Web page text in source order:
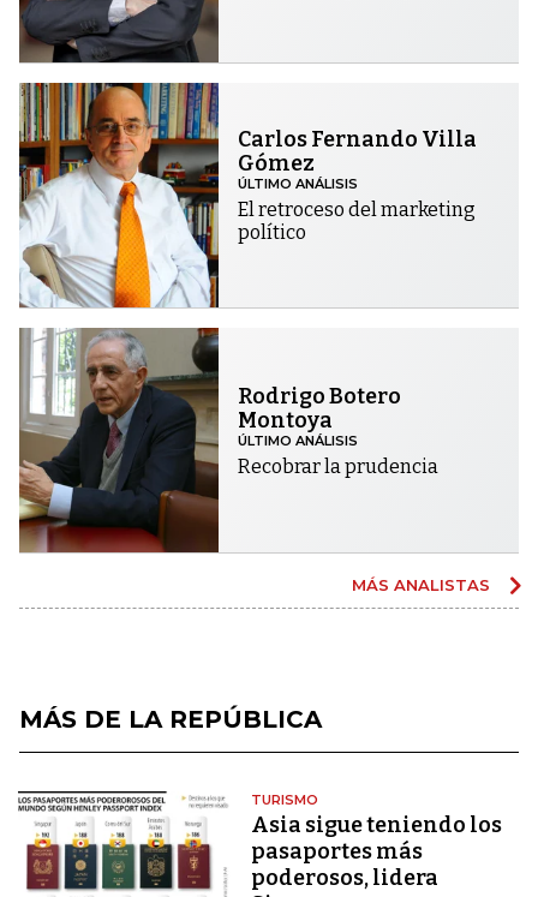
Carlos Fernando Villa
Gómez
ÚLTIMO ANÁLISIS
El retroceso del marketing
político
Rodrigo Botero
Montoya
ÚLTIMO ANÁLISIS
Recobrar la prudencia
MÁS ANALISTAS
MÁS DE LA REPÚBLICA
TURISMO
Asia sigue teniendo los
pasaportes más
poderosos, lidera